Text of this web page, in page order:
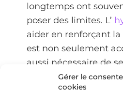
Gérer le
cookies
longtemps ont
poser des limites. L’
aider en renforçant la
est non seulement
aussi nécessaire de
travaillant sur